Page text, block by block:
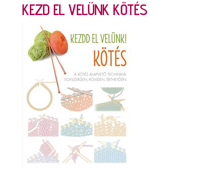
KEZD EL VELÜNK KÖTÉS